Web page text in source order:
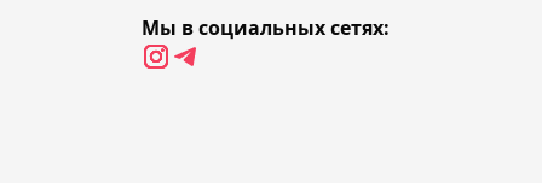
"Полонии" победить в
товарищеском матче
Мы в социальных сетях: